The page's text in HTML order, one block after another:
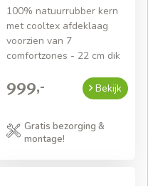
100% natuurrubber kern
met cooltex afdeklaag
voorzien van 7
comfortzones - 22 cm dik
999,- Bekijk
Gratis bezorging &
montage!